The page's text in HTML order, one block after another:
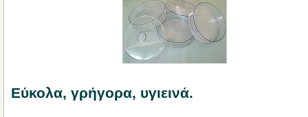
Εύκολα, γρήγορα, υγιεινά.